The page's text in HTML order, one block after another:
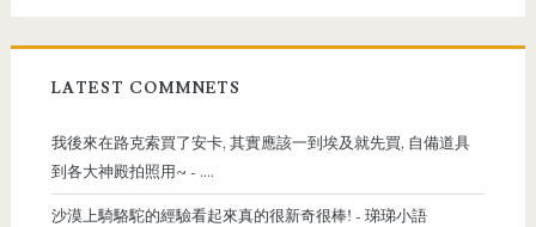
LATEST COMMNETS
我後來在路克索買了安卡, 其實應該一到埃及就先買, 自備道具
到各大神殿拍照用~ - ....
沙漠上騎駱駝的經驗看起來真的很新奇很棒! - 珶珶小語